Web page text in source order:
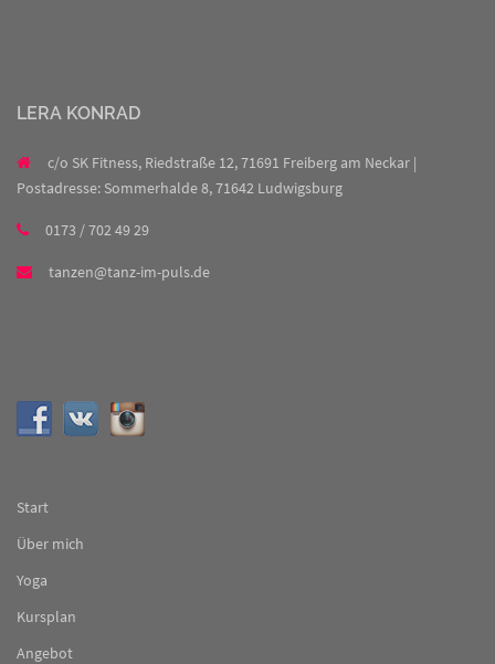
LERA KONRAD
c/o SK Fitness, Riedstraße 12, 71691 Freiberg am Neckar |
Postadresse: Sommerhalde 8, 71642 Ludwigsburg
0173 / 702 49 29
tanzen@tanz-im-puls.de
Start
Über mich
Yoga
Kursplan
Angebot